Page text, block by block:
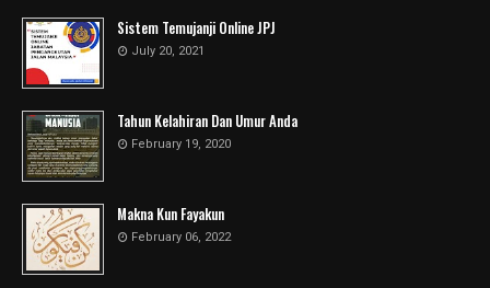
Sistem Temujanji Online JPJ
July 20, 2021
Tahun Kelahiran Dan Umur Anda
February 19, 2020
Makna Kun Fayakun
February 06, 2022